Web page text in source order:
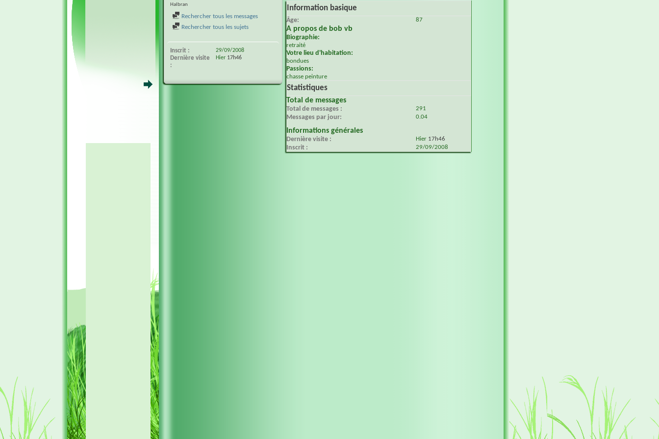
Halbran
Rechercher tous les messages
Rechercher tous les sujets
Inscrit 29/09/2008
Dernière visite Hier 17h46
Information basique
Âge 87
A propos de bob vb
Biographie:
retraité
Votre lieu d'habitation:
bondues
Passions:
chasse peinture
Statistiques
Total de messages
Total de messages 291
Messages par jour 0.04
Informations générales
Dernière visite Hier 17h46
Inscrit 29/09/2008